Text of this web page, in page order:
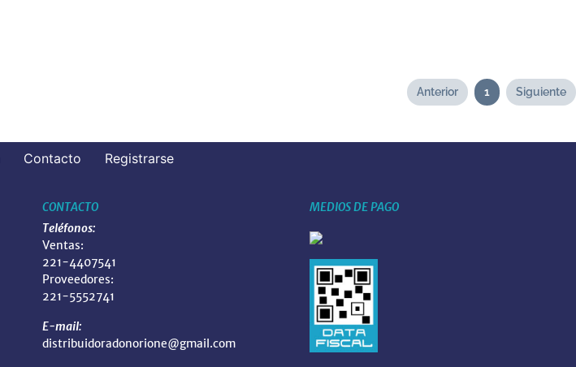
Anterior 1 Siguiente
Contacto Registrarse
CONTACTO
Teléfonos:
Ventas:
221-4407541
Proveedores:
221-5552741
E-mail:
distribuidoradonorione@gmail.com
MEDIOS DE PAGO